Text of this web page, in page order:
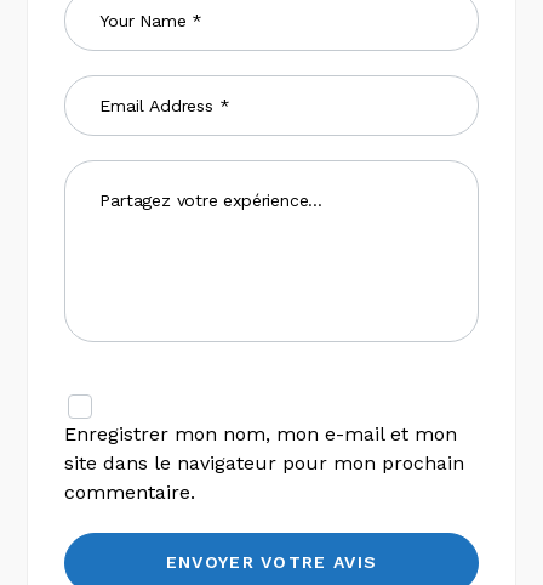
Enregistrer mon nom, mon e-mail et mon
site dans le navigateur pour mon prochain
commentaire.